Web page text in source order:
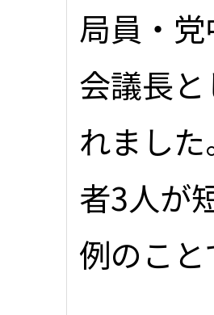
局員・
会議長
れまし
者3人が
例のこと